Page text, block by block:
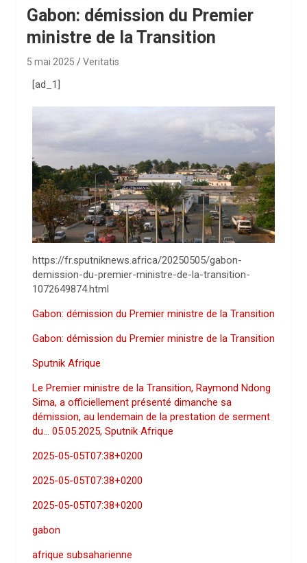
Gabon: démission du Premier
ministre de la Transition
5 mai 2025 Veritatis
[ad_1]
https://fr.sputniknews.africa/20250505/gabon-
demission-du-premier-ministre-de-la-transition-
1072649874.html
Gabon: démission du Premier ministre de la Transition
Gabon: démission du Premier ministre de la Transition
Sputnik Afrique
Le Premier ministre de la Transition, Raymond Ndong
Sima, a officiellement présenté dimanche sa
démission, au lendemain de la prestation de serment
du… 05.05.2025, Sputnik Afrique
2025-05-05T07:38+0200
2025-05-05T07:38+0200
2025-05-05T07:38+0200
gabon
afrique subsaharienne